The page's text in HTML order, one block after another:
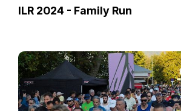
ILR 2024 - Family Run